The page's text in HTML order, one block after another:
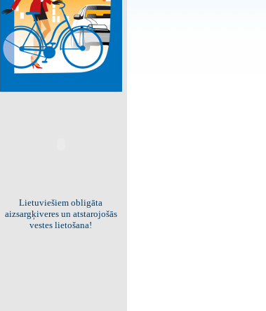
Viss par "Kritisko masu"!
Kolekcionējam saites uz resursiem
internetā!